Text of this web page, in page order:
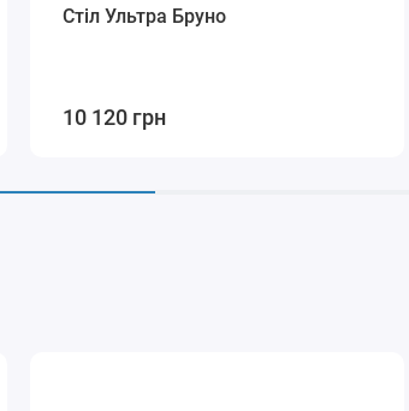
Стіл Ультра Бруно
10 120 грн